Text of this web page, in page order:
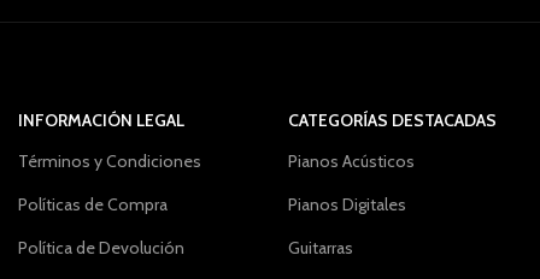
INFORMACIÓN LEGAL
Términos y Condiciones
Políticas de Compra
Política de Devolución
CATEGORÍAS DESTACADAS
Pianos Acústicos
Pianos Digitales
Guitarras